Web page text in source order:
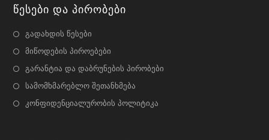
Წესები Და Პირობები
გადახდის წესები
მიწოდების პიროებები
გარანტია და დაბრუნების პირობები
სამომხმარებლო შეთანხმება
კონფიდენციალურობის პოლიტიკა